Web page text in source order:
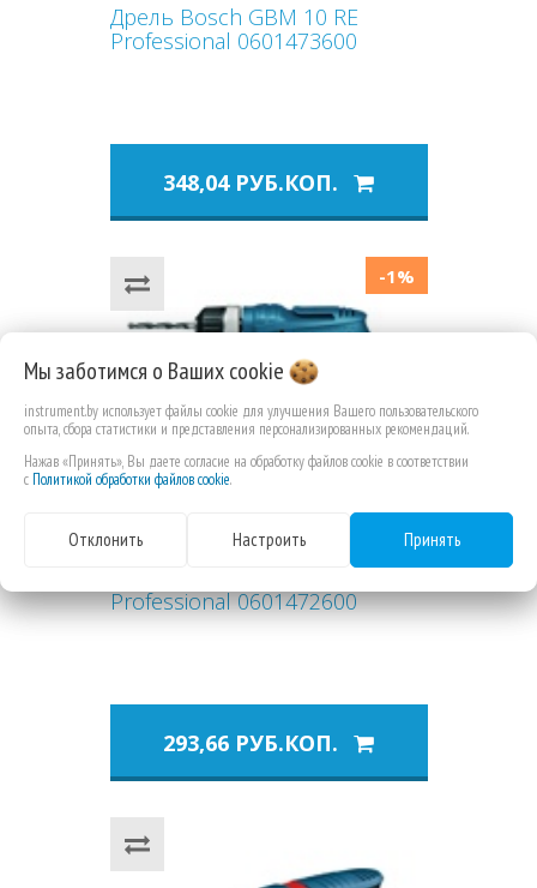
Дрель Bosch GBM 10 RE
Professional 0601473600
348,04 РУБ.КОП.
-1%
Previous Next
Professional 0601472600
293,66 РУБ.КОП.
Мы заботимся о Вашихcookie
instrument.by использует файлы cookie для улучшения Вашего пользовательского
опыта, сбора статистики и представления персонализированных рекомендаций.
Нажав «Принять», Вы даете согласие на обработку файлов cookie в соответствии
с Политикой обработки файлов cookie.
Отклонить Настроить Принять